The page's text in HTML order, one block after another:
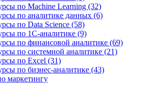
по Machine Learning (32)
по аналитике данных (6)
по Data Science (58)
по 1С‑аналитике (9)
по финансовой аналитике (69)
по системной аналитике (21)
по Excel (31)
по бизнес‑аналитике (43)
маркетингу